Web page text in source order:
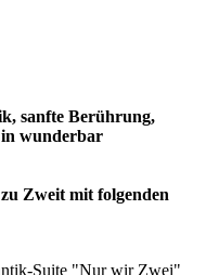
sanfte Berührung,
in wunderbar
Zweit mit folgenden
Suite "Nur wir Zwei"